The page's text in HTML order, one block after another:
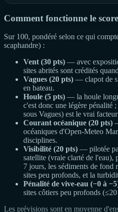
Comment fonctionne le score
Sur 100, pondéré selon ce qui
scaphandre) :
Vent (30 pts) — avec
sites abrités sont crédités
Vagues (20 pts) — clapot de
en bateau.
Houle (5 pts) — la houle
c'est donc une légère pénalité
sous Vagues) est le vrai
Courant océanique (20 pts)
océaniques d'Open-Meteo
disciplines.
Visibilité (20 pts) — pilotée
satellite (vraie clarté de l'eau),
7 jours, les sédiments de fond
sites peu profonds, et la
Pénalité de vive-eau (−0 à
sites côtiers peu profonds
Les prévisions sont en moyenne